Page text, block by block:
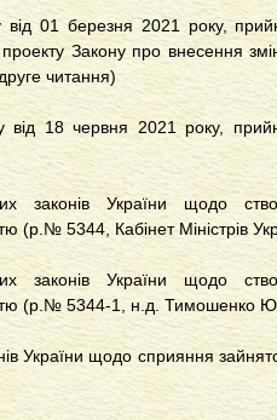
01 березня 2021 року,
Закону про внесення
читання)
18 червня 2021 року,
законів України щодо
(р.№ 5344, Кабінет Міністрів
законів України щодо
(р.№ 5344-1, н.д.
України щодо сприяння